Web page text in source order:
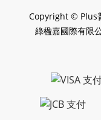
Copyright © Plus
綠楹嘉國際有限